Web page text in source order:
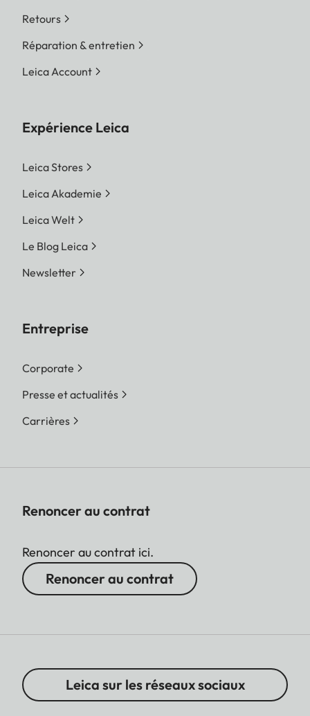
Retours
Réparation & entretien
Leica Account
Expérience Leica
Leica Stores
Leica Akademie
Leica Welt
Le Blog Leica
Newsletter
Entreprise
Corporate
Presse et actualités
Carrières
Renoncer au contrat
Renoncer au contrat ici.
Renoncer au contrat
Leica sur les réseaux sociaux